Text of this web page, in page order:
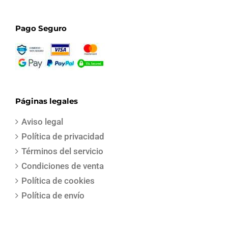
Pago Seguro
Páginas legales
Aviso legal
Política de privacidad
Términos del servicio
Condiciones de venta
Política de cookies
Política de envío